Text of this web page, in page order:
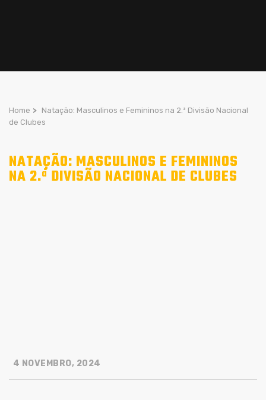
Home > Natação: Masculinos e Femininos na 2.ª Divisão Nacional
de Clubes
NATAÇÃO: MASCULINOS E FEMININOS
NA 2.ª DIVISÃO NACIONAL DE CLUBES
4 NOVEMBRO, 2024